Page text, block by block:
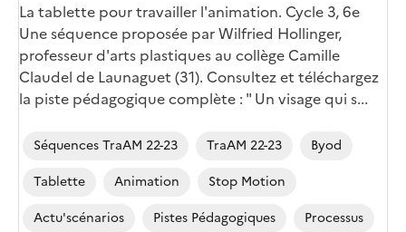
Corps
La tablette pour travailler l'animation. Cycle 3, 6e
Une séquence proposée par Wilfried Hollinger,
professeur d'arts plastiques au collège Camille
Claudel de Launaguet (31). Consultez et téléchargez
la piste pédagogique complète : " Un visage qui s...
Séquences TraAM 22-23 TraAM 22-23
Byod
Tablette
Animation
Stop Motion
Actu'scénarios
Pistes Pédagogiques
Processus